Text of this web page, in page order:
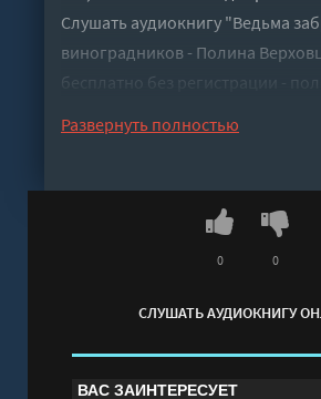
Слушать аудиокнигу "Ведьма
виноградников - Полина
бесплатно без регистрации -
Развернуть полностью
СЛУШАТЬ АУДИОКНИГУ
0 0